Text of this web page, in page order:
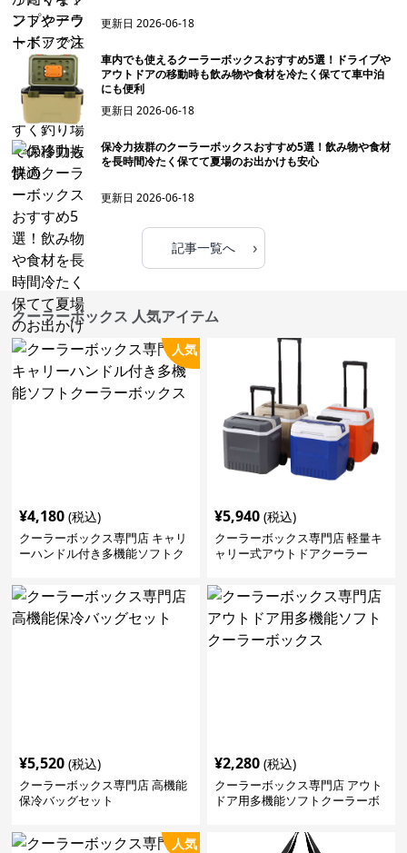
更新日2026-06-18
車内でも使えるクーラーボックスおすすめ5選！ドライブや
アウトドアの移動時も飲み物や食材を冷たく保てて車中泊
にも便利
更新日2026-06-18
保冷力抜群のクーラーボックスおすすめ5選！飲み物や食材
を長時間冷たく保てて夏場のお出かけも安心
更新日2026-06-18
記事一覧へ ›
クーラーボックス 人気アイテム
人気
¥4,180 (税込)
クーラーボックス専門店 キャリ
ーハンドル付き多機能ソフトク
¥5,940 (税込)
クーラーボックス専門店 軽量キ
ャリー式アウトドアクーラー
¥5,520 (税込)
クーラーボックス専門店 高機能
保冷バッグセット
¥2,280 (税込)
クーラーボックス専門店 アウト
ドア用多機能ソフトクーラーボ
人気